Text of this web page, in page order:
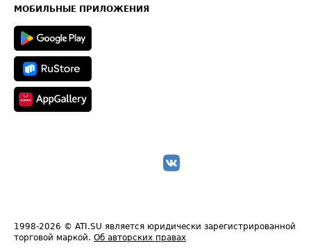
Техническая информация
МОБИЛЬНЫЕ ПРИЛОЖЕНИЯ
1998-2026 © ATI.SU является юридически зарегистрированной
торговой маркой. Об авторских правах